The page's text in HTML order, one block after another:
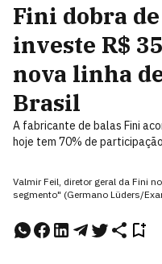
Fini dobra
investe R$
nova linha
Brasil
A fabricante de balas Fini
hoje tem 70% de
Valmir Feil, diretor geral da Fini
segmento" (Germano Lüders/